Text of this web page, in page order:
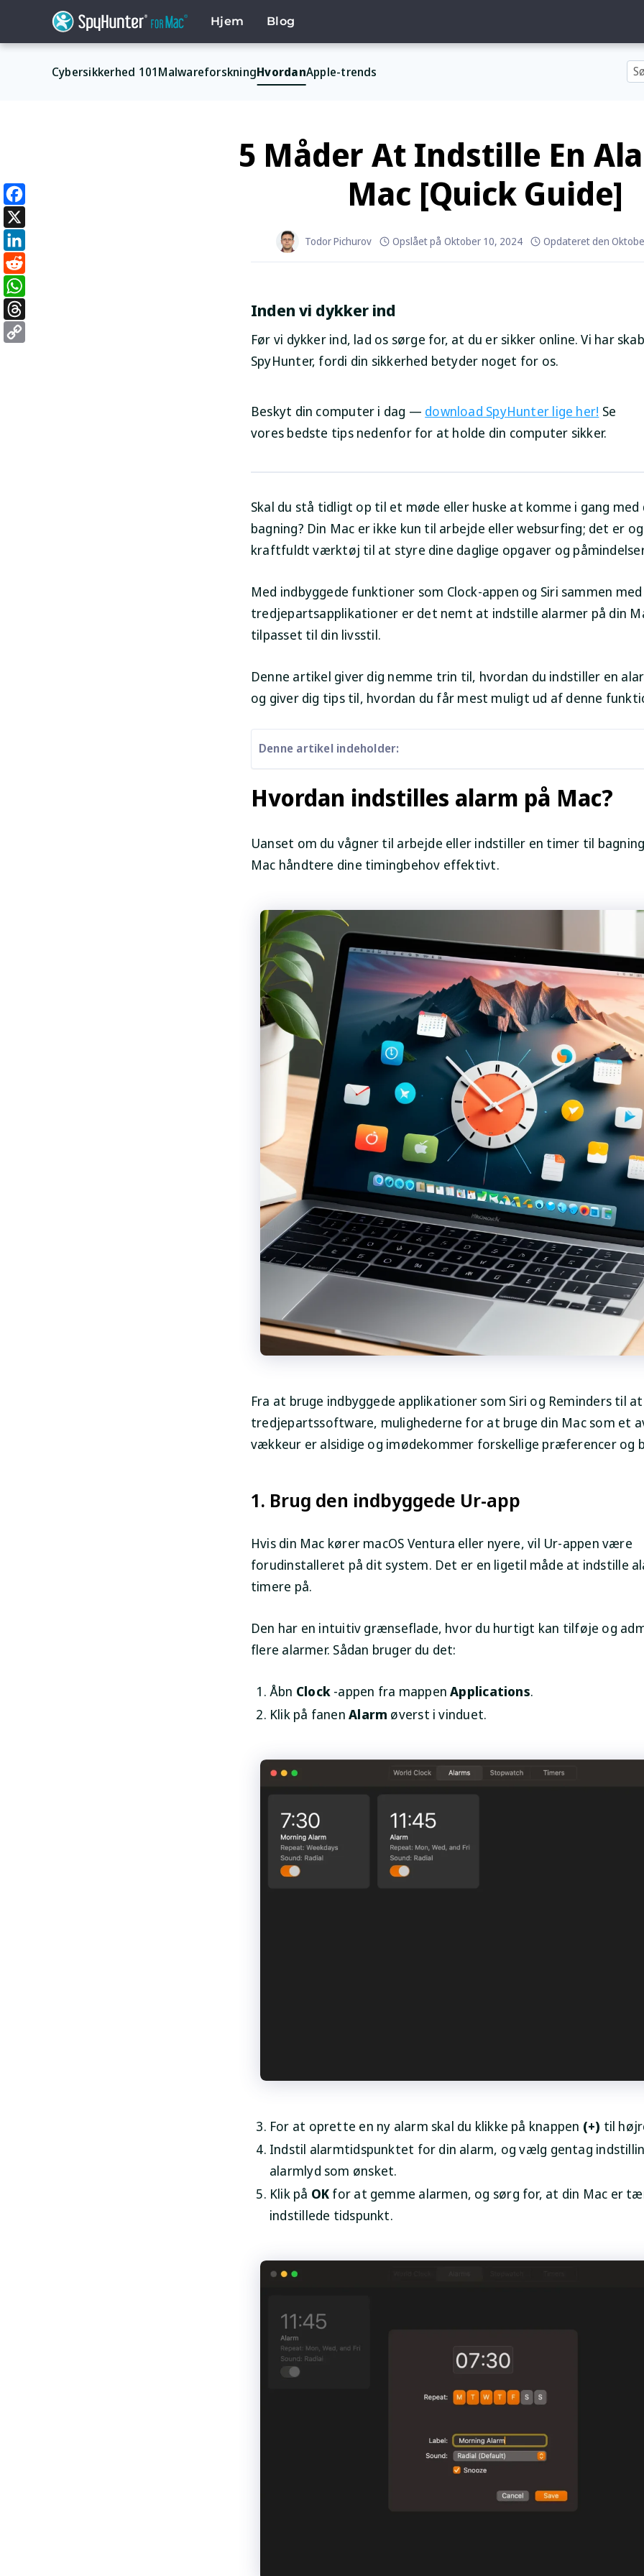
Hjem Blog
Cybersikkerhed 101MalwareforskningHvordanApple-trends
5 Måder At Indstille En
Mac [Quick Guide]
Todor Pichurov Opslået på Oktober 10, 2024 Opdateret den
Inden vi dykker ind
Før vi dykker ind, lad os sørge for, at du er sikker online. Vi har
SpyHunter, fordi din sikkerhed betyder noget for os.
Beskyt din computer i dag — download SpyHunter lige her! Se
vores bedste tips nedenfor for at holde din computer sikker.
Skal du stå tidligt op til et møde eller huske at komme i gang med
bagning? Din Mac er ikke kun til arbejde eller websurfing; det er
kraftfuldt værktøj til at styre dine daglige opgaver og
Med indbyggede funktioner som Clock-appen og Siri sammen
tredjepartsapplikationer er det nemt at indstille alarmer på din
tilpasset til din livsstil.
Denne artikel giver dig nemme trin til, hvordan du indstiller en
og giver dig tips til, hvordan du får mest muligt ud af denne
Denne artikel indeholder:
Hvordan indstilles alarm på Mac?
Uanset om du vågner til arbejde eller indstiller en timer til
Mac håndtere dine timingbehov effektivt.
Fra at bruge indbyggede applikationer som Siri og Reminders til
tredjepartssoftware, mulighederne for at bruge din Mac som et
vækkeur er alsidige og imødekommer forskellige præferencer og
1. Brug den indbyggede Ur-app
Hvis din Mac kører macOS Ventura eller nyere, vil Ur-appen være
forudinstalleret på dit system. Det er en ligetil måde at indstille
timere på.
Den har en intuitiv grænseflade, hvor du hurtigt kan tilføje og
flere alarmer. Sådan bruger du det:
Åbn Clock -appen fra mappenApplications.
Klik på fanenAlarm øverst i vinduet.
For at oprette en ny alarm skal du klikke på knappen (+) til
Indstil alarmtidspunktet for din alarm, og vælg gentag
alarmlyd som ønsket.
Klik på OK for at gemme alarmen, og sørg for, at din Mac er
indstillede tidspunkt.
Facebook
X
LinkedIn
Reddit
WhatsApp
Threads